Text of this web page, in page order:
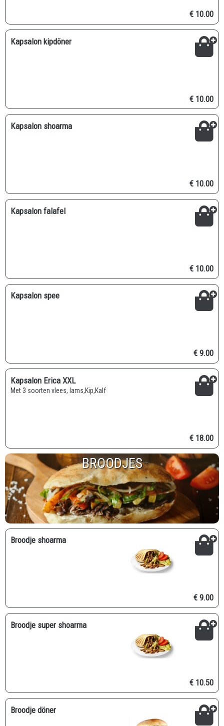
€ 10.00
Kapsalon kipdöner
€ 10.00
Kapsalon shoarma
€ 10.00
Kapsalon falafel
€ 10.00
Kapsalon spee
€ 9.00
Kapsalon Erica XXL
met 3 soorten vlees, lams,Kip,Kalf
€ 18.00
BROODJES
Broodje shoarma
€ 9.00
Broodje super shoarma
€ 10.50
Broodje döner